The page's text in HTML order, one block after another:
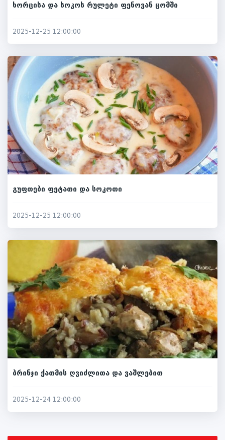
ხორცისა და სოკოს რულეტი ფენოვან ცომში
2025-12-25 12:00:00
გუფთები ფეტათი და სოკოთი
2025-12-25 12:00:00
ბრინჯი ქათმის ღვიძლითა და ვაშლებით
2025-12-24 12:00:00